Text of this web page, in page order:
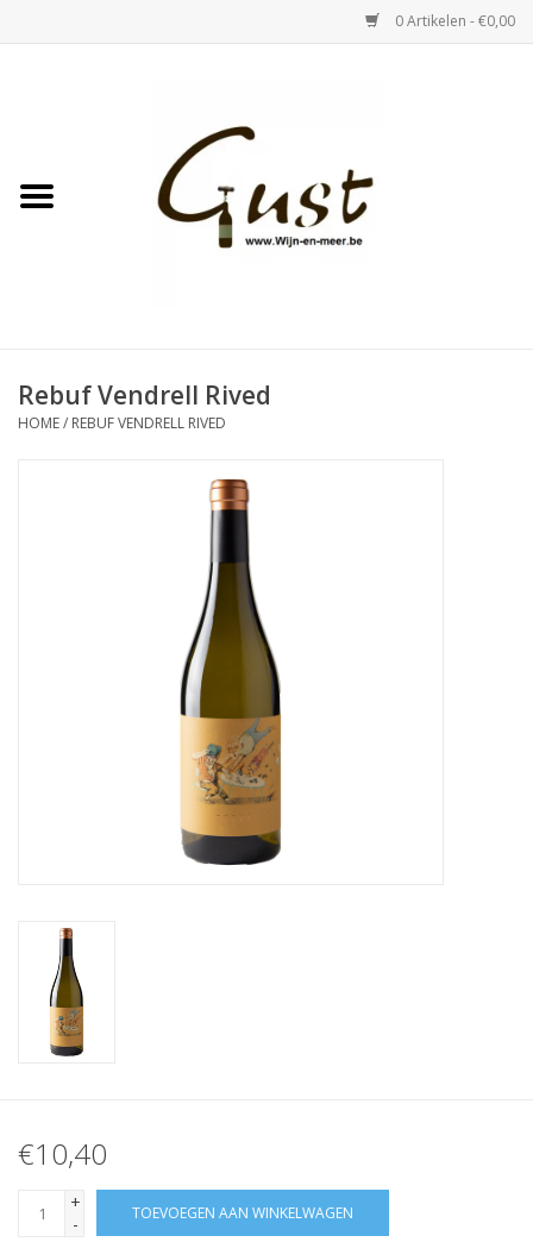
0 Artikelen - €0,00
Witte wijn
Bubbels & Vermout
Rebuf Vendrell Rived
HOME/ REBUF VENDRELL RIVED
€10,40
+
-
TOEVOEGEN AAN WINKELWAGEN